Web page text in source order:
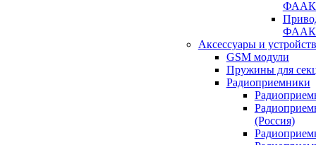
ФААК
ФААК
Аксессуары и
GSM модули
Пружины для
Радиоприемники
(Россия)